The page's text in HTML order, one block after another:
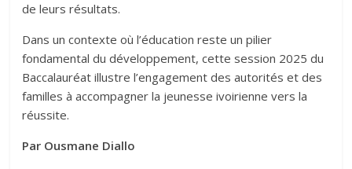
de leurs résultats.
Dans un contexte où l’éducation reste un pilier
fondamental du développement, cette session 2025 du
Baccalauréat illustre l’engagement des autorités et des
familles à accompagner la jeunesse ivoirienne vers la
réussite.
Par Ousmane Diallo